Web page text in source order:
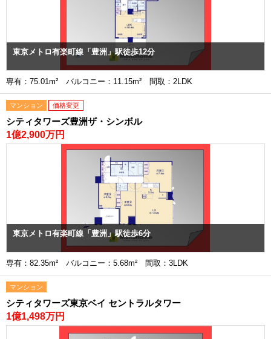
東京メトロ有楽町線「豊洲」駅徒歩12分
専有：75.01m² バルコニー：11.15m² 間取：2LDK
マンション 価格変更
シティタワーズ豊洲ザ・シンボル
1億2,900万円
東京メトロ有楽町線「豊洲」駅徒歩6分
専有：82.35m² バルコニー：5.68m² 間取：3LDK
マンション
シティタワーズ東京ベイ セントラルタワー
1億1,498万円